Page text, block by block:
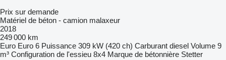
Prix sur demande
Matériel de béton - camion malaxeur
2018
249 000 km
Euro Euro 6 Puissance 309 kW (420 ch) Carburant diesel Volume 9
m³ Configuration de l'essieu 8x4 Marque de bétonnière Stetter